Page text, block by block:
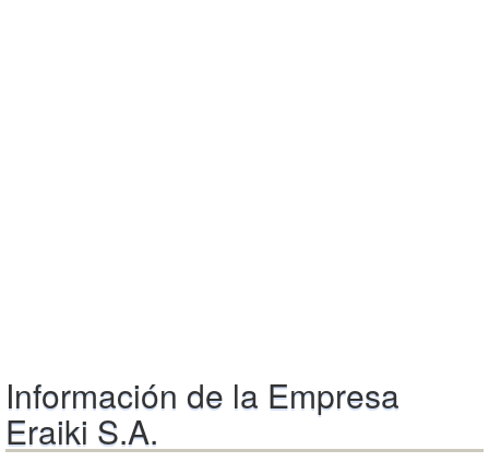
Información de la Empresa
Eraiki S.A.